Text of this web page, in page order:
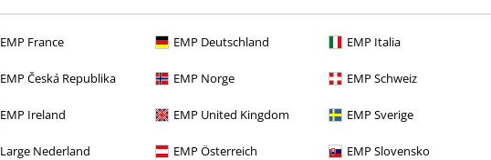
EMP France EMP Deutschland EMP Italia
EMP Česká Republika EMP Norge EMP Schweiz
EMP Ireland EMP United Kingdom EMP Sverige
Large Nederland EMP Österreich EMP Slovensko